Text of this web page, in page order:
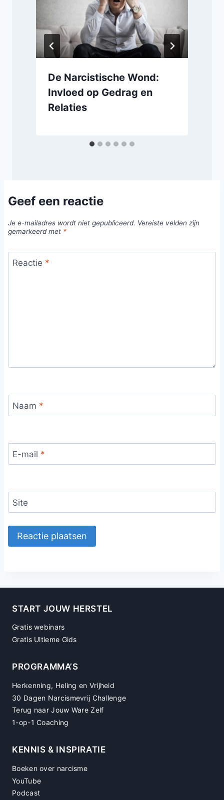
De Narcistische Wond:
Invloed op Gedrag en
Relaties
Geef een reactie
Je e-mailadres wordt niet gepubliceerd. Vereiste velden zijn
gemarkeerd met *
Reactie *
Naam *
E-mail *
Site
START JOUW HERSTEL
Gratis webinars
Gratis Ultieme Gids
PROGRAMMA’S
Herkenning, Heling en Vrijheid
30 Dagen Narcismevrij Challenge
Terug naar Jouw Ware Zelf
1-op-1 Coaching
KENNIS & INSPIRATIE
Boeken over narcisme
YouTube
Podcast